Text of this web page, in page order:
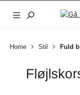
Gå til hovedindhold
Home Stil Fuld